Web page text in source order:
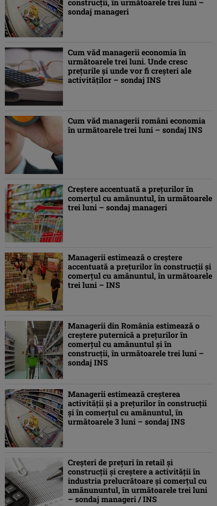
construcţii, în următoarele trei luni –
sondaj manageri
Cum văd managerii economia în
următoarele trei luni. Unde cresc
preţurile şi unde vor fi creşteri ale
activităţilor – sondaj INS
Cum văd managerii români economia
în următoarele trei luni – sondaj INS
Creştere accentuată a preţurilor în
comerţul cu amănuntul, în următoarele
trei luni – sondaj manageri
Managerii estimează o creştere
accentuată a preţurilor în construcţii şi
comerţul cu amănuntul, în următoarele
trei luni – INS
Managerii din România estimează o
creştere puternică a preţurilor în
comerţul cu amănuntul şi în
construcţii, în următoarele trei luni –
sondaj INS
Managerii estimează creşterea
activităţii şi a preţurilor în construcţii
şi în comerţul cu amănuntul, în
următoarele 3 luni – sondaj INS
Creşteri de preţuri în retail şi
construcţii şi creştere a activităţii în
industria prelucrătoare şi comerţul cu
amănununtul, în următoarele trei luni
– sondaj manageri / INS